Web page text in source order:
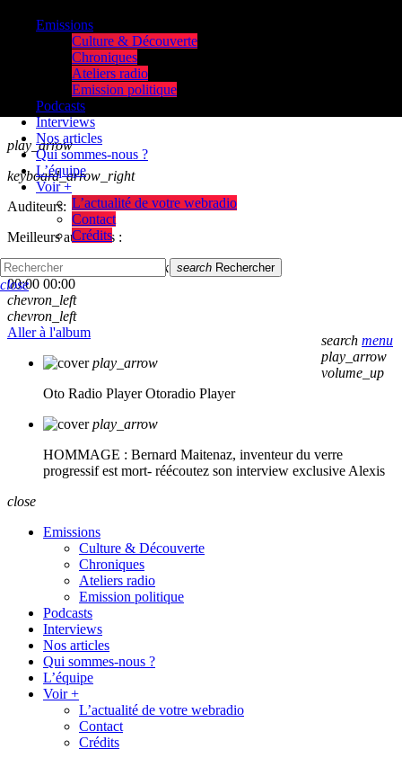
play_arrow
keyboard_arrow_right
Auditeurs:
Meilleurs auditeurs :
skip_previous
skip_next
00:00 00:00
chevron_left
chevron_left
Aller à l'album
play_arrow
Oto Radio Player Otoradio Player
play_arrow
HOMMAGE : Bernard Maitenaz, inventeur du verre
progressif est mort- réécoutez son interview exclusive Alexis
Emissions
Culture & Découverte
Chroniques
Ateliers radio
Emission politique
Podcasts
Interviews
Nos articles
Qui sommes-nous ?
L’équipe
Voir +
L’actualité de votre webradio
Contact
Crédits
search menu
play_arrow
volume_up
search Rechercher
close
close
Emissions
Culture & Découverte
Chroniques
Ateliers radio
Emission politique
Podcasts
Interviews
Nos articles
Qui sommes-nous ?
L’équipe
Voir +
L’actualité de votre webradio
Contact
Crédits